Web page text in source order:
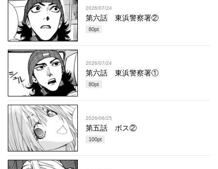
2026/07/24
第六話 東浜警察署②
80pt
2026/07/24
第六話 東浜警察署①
80pt
2026/06/25
第五話 ボス②
100pt